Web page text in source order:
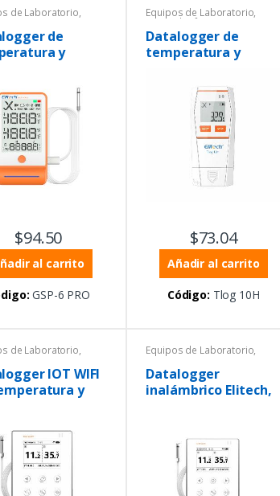
de Laboratorio,
de
y
$94.50
al carrito
GSP-6 PRO
Equipos de Laboratorio,
General Ofertas
Temperatura,
Termohigrómetros
Datalogger de
temperatura y
sin conexión
bluetooth
$73.04
Añadir al carrito
Código: Tlog 10H
de Laboratorio,
IOT WIFI
y
Equipos de Laboratorio,
Temperatura
Termohigrómetros
Datalogger
inalámbrico Elitech,
remoto en tiempo
real, sonda de
temperatura
externa dual